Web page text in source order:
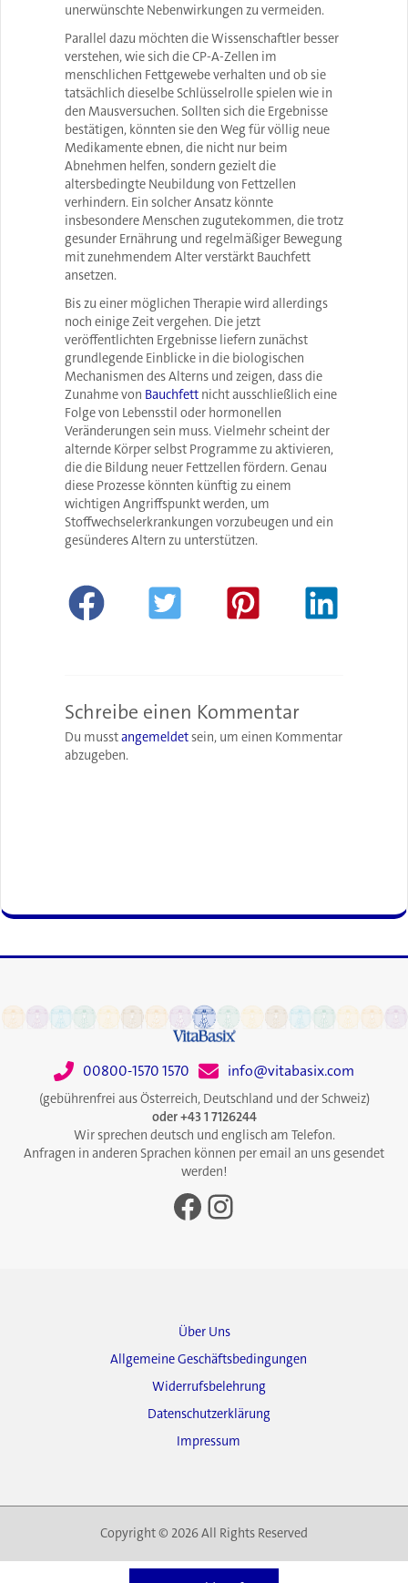
unerwünschte Nebenwirkungen zu vermeiden.
Parallel dazu möchten die Wissenschaftler besser
verstehen, wie sich die CP-A-Zellen im
menschlichen Fettgewebe verhalten und ob sie
tatsächlich dieselbe Schlüsselrolle spielen wie in
den Mausversuchen. Sollten sich die Ergebnisse
bestätigen, könnten sie den Weg für völlig neue
Medikamente ebnen, die nicht nur beim
Abnehmen helfen, sondern gezielt die
altersbedingte Neubildung von Fettzellen
verhindern. Ein solcher Ansatz könnte
insbesondere Menschen zugutekommen, die trotz
gesunder Ernährung und regelmäßiger Bewegung
mit zunehmendem Alter verstärkt Bauchfett
ansetzen.
Bis zu einer möglichen Therapie wird allerdings
noch einige Zeit vergehen. Die jetzt
veröffentlichten Ergebnisse liefern zunächst
grundlegende Einblicke in die biologischen
Mechanismen des Alterns und zeigen, dass die
Zunahme von Bauchfett nicht ausschließlich eine
Folge von Lebensstil oder hormonellen
Veränderungen sein muss. Vielmehr scheint der
alternde Körper selbst Programme zu aktivieren,
die die Bildung neuer Fettzellen fördern. Genau
diese Prozesse könnten künftig zu einem
wichtigen Angriffspunkt werden, um
Stoffwechselerkrankungen vorzubeugen und ein
gesünderes Altern zu unterstützen.
Schreibe einen Kommentar
Du musstangemeldetsein, um einen Kommentar
abzugeben.
00800-1570 1570 info@vitabasix.com
(gebührenfrei aus Österreich, Deutschland und der Schweiz)
oder +43 1 7126244
Wir sprechen deutsch und englisch am Telefon.
Anfragen in anderen Sprachen können per email an uns gesendet
werden!
Facebook
Instagram
Über Uns
Allgemeine Geschäftsbedingungen
Widerrufsbelehrung
Datenschutzerklärung
Impressum
Copyright © 2026 All Rights Reserved